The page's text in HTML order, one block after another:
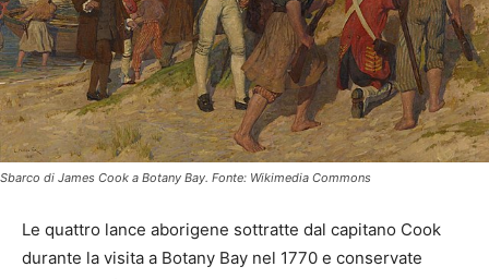
Sbarco di James Cook a Botany Bay. Fonte: Wikimedia Commons
Le quattro lance aborigene sottratte dal capitano Cook
durante la visita a Botany Bay nel 1770 e conservate